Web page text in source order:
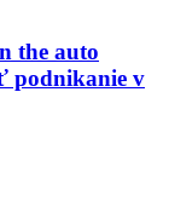
the auto
podnikanie v